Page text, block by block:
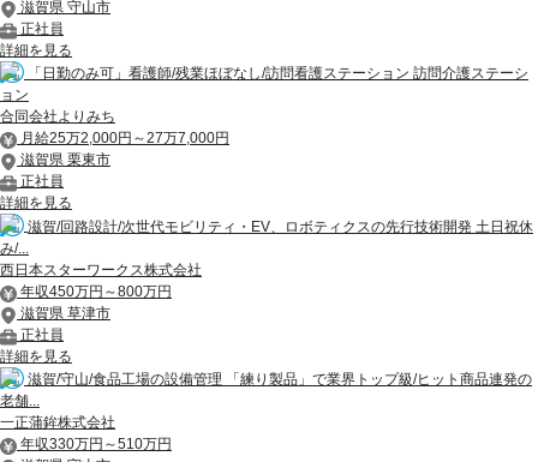
滋賀県 守山市
正社員
詳細を見る
「日勤のみ可」看護師/残業ほぼなし/訪問看護ステーション 訪問介護ステーシ
ョン
合同会社よりみち
月給25万2,000円～27万7,000円
滋賀県 栗東市
正社員
詳細を見る
滋賀/回路設計/次世代モビリティ・EV、ロボティクスの先行技術開発 土日祝休
み/...
西日本スターワークス株式会社
年収450万円～800万円
滋賀県 草津市
正社員
詳細を見る
滋賀/守山/食品工場の設備管理 「練り製品」で業界トップ級/ヒット商品連発の
老舗...
一正蒲鉾株式会社
年収330万円～510万円